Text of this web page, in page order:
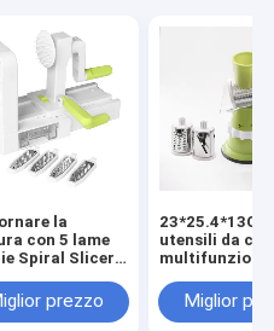
la
con 5 lame
Spiral Slicer
inossidabile
prezzo
23*25.4*13CM
utensili da
manuale
Chopper
Miglior